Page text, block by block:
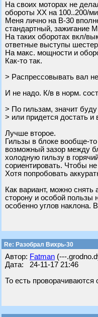
На своих моторах не
обороты ХХ на 100..200/
Меня лично на В-30
стандартный, зажигание
На таких оборотах вкл/
ответные выступы
На макс. мощности и
Как-то так.
> Распрессовывать вал
И не надо. К/в в норм.
> По гильзам, значит
> или придется достать и
Лучше второе.
Гильзы в блоке вообще-
возможный зазор между
холодную гильзу в
сориентировать. Чтобы
Хотя попробовать
Как вариант, можно
сторону и особой пользы
особенно углов наклона.
Re: Разобрал Вихрь-30
Автор: Fatman (---
Дата: 24-11-17 21:46
То есть проворачиваются